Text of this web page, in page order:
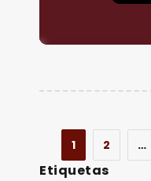
1 2 …
Etiquetas